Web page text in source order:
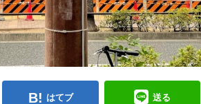
はてブ 送る